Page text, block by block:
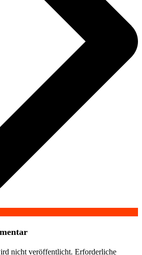
nicht veröffentlicht. Erforderliche